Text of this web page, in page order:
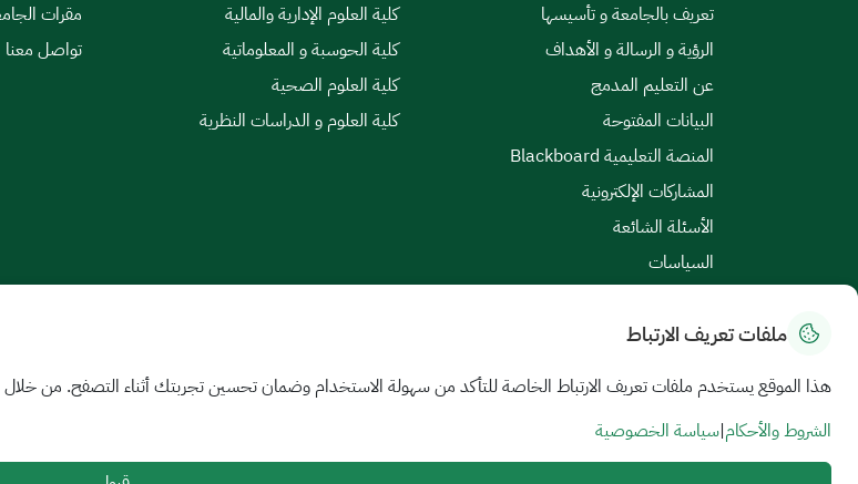
تعريف بالجامعة و تأسيسها
الرؤية و الرسالة و الأهداف
عن التعليم المدمج
البيانات المفتوحة
المنصة التعليمية Blackboard
المشاركات الإلكترونية
الأسئلة الشائعة
السياسات
كلية العلوم الإدارية والمالية
كلية الحوسبة و المعلوماتية
كلية العلوم الصحية
كلية العلوم و الدراسات النظرية
مقرات
تواصل معنا
خريطة الموقع الشروط والأحكام | سياسة الخصوصية اتفاقية مستوى الخدمة
جميع الحقوق محفوظة للجامعة السعودية الإلكترونية © 2026
تم تطويره وصيانته بواسطة الجامعة السعودية الإلكترونية
ملفات تعريف الارتباط
هذا الموقع يستخدم ملفات تعريف الارتباط الخاصة للتأكد من سهولة الاستخدام وضمان تحسين تجربتك أثناء التصفح. من خلال
الشروط والأحكام|سياسة الخصوصية